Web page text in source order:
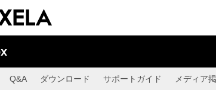
Q&A ダウンロード サポートガイド メディア